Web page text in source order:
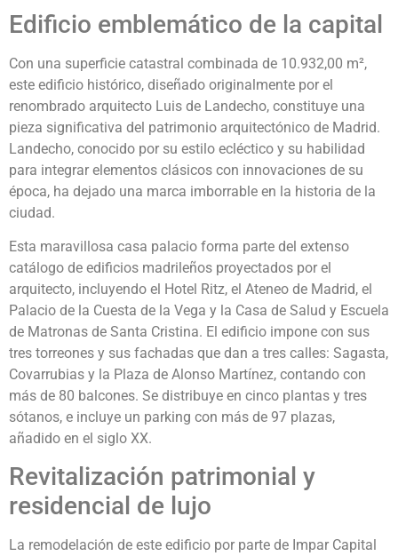
Edificio emblemático de la capital
Con una superficie catastral combinada de 10.932,00 m²,
este edificio histórico, diseñado originalmente por el
renombrado arquitecto Luis de Landecho, constituye una
pieza significativa del patrimonio arquitectónico de Madrid.
Landecho, conocido por su estilo ecléctico y su habilidad
para integrar elementos clásicos con innovaciones de su
época, ha dejado una marca imborrable en la historia de la
ciudad.
Esta maravillosa casa palacio forma parte del extenso
catálogo de edificios madrileños proyectados por el
arquitecto, incluyendo el Hotel Ritz, el Ateneo de Madrid, el
Palacio de la Cuesta de la Vega y la Casa de Salud y Escuela
de Matronas de Santa Cristina. El edificio impone con sus
tres torreones y sus fachadas que dan a tres calles: Sagasta,
Covarrubias y la Plaza de Alonso Martínez, contando con
más de 80 balcones. Se distribuye en cinco plantas y tres
sótanos, e incluye un parking con más de 97 plazas,
añadido en el siglo XX.
Revitalización patrimonial y
residencial de lujo
La remodelación de este edificio por parte de Impar Capital